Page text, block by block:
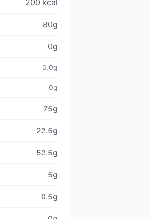
200 kcal
80g
0g
0.0g
0g
75g
22.5g
52.5g
5g
0.5g